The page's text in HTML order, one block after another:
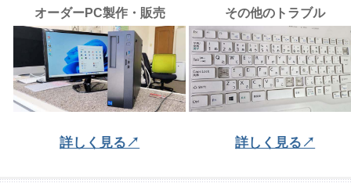
オーダーPC製作・販売
詳しく見る↗
その他のトラブル
詳しく見る↗